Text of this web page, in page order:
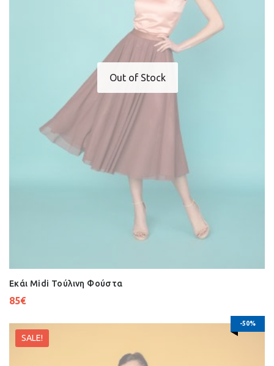
Out of Stock
Εκάι Midi Τούλινη Φούστα
85€
-50%
SALE!